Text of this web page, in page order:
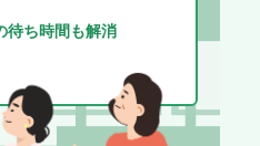
待ち時間も解消